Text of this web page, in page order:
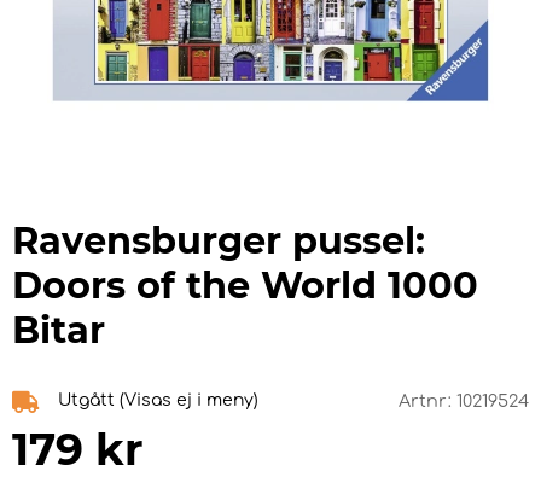
Ravensburger pussel:
Doors of the World 1000
Bitar
Utgått (Visas ej i meny) Artnr: 10219524
179 kr